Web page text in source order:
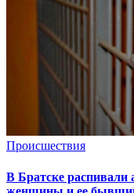
Происшествия
В Братске распивали